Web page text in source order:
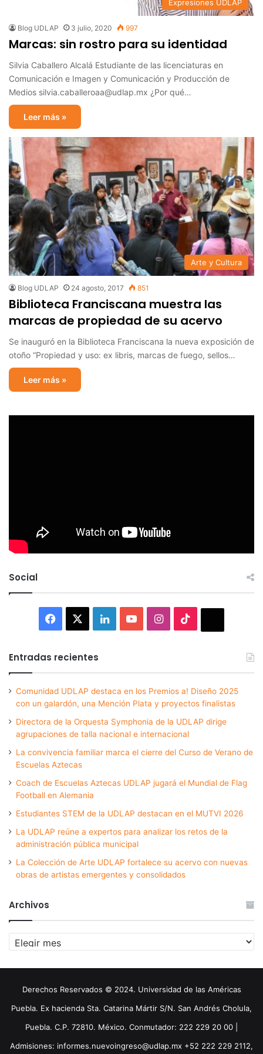
Expresiones UDLAP
Blog UDLAP 3 julio, 2020 997
Marcas: sin rostro para su identidad
Silvia Caballero Alcalá Estudiante de las licenciaturas en
Comunicación e Imagen y Comunicación y Producción de
Medios silvia.caballeroaa@udlap.mx ¿Por qué…
Leer más »
Arte y Cultura
Blog UDLAP 24 agosto, 2017 851
Biblioteca Franciscana muestra las
marcas de propiedad de su acervo
Se inauguró en la Biblioteca Franciscana la nueva exposición de
otoño “Propiedad y uso: ex libris, marcas de fuego, sellos…
Leer más »
Social
Facebook LinkedInYouTubeInstagram
Entradas recientes
Comunidad UDLAP destaca en los Premios a! Diseño 2025
con un galardón, una Mención Plata y proyectos finalistas
Directora de la Orquesta Symphonia de la UDLAP dirige
agrupaciones de talla nacional e internacional
La convivencia familiar marca el cierre del Curso de Verano de
Escuelas Aztecas
Coach de Escuelas Aztecas UDLAP jugará el Mundial de Flag
Football en Alemania
Estudiantes STEM de la UDLAP destacan en el MUTVI 2026
La UDLAP reúne a expertos para analizar los retos de la
administración pública municipal
La Colección de Arte UDLAP fortalece su acervo con nuevas
obras de artistas emergentes y consolidados
Archivos
Archivos
Derechos Reservados © 2024. Universidad de las Américas
Puebla. Ex hacienda Sta. Catarina Mártir S/N. San Andrés Cholula,
Puebla. C.P. 72810. México. Conmutador: 222 229 20 00 |
Admisiones: informes.nuevoingreso@udlap.mx +52 222 229 2112,